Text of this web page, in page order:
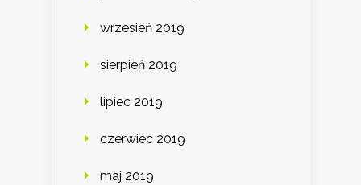
wrzesień 2019
sierpień 2019
lipiec 2019
czerwiec 2019
maj 2019